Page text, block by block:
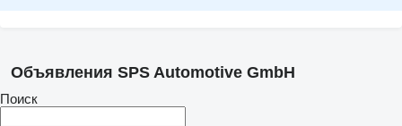
Объявления SPS Automotive GmbH
Поиск